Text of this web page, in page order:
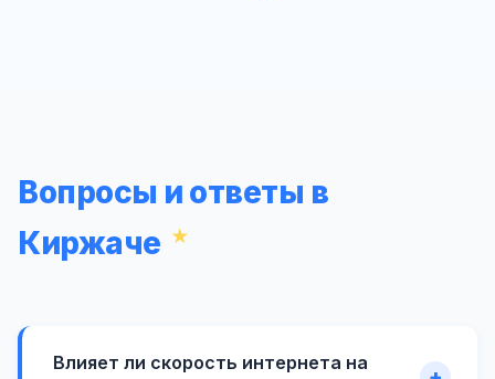
Вопросы и ответы в
Киржаче
Влияет ли скорость интернета на